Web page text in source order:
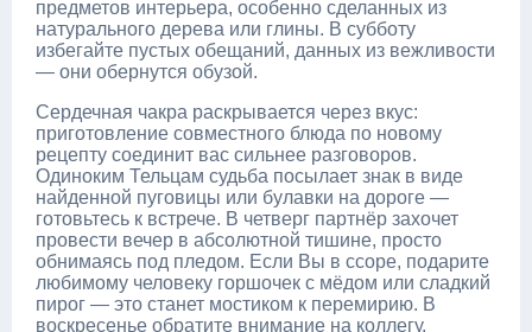
предметов интерьера, особенно сделанных из
натурального дерева или глины. В субботу
избегайте пустых обещаний, данных из вежливости
— они обернутся обузой.
Сердечная чакра раскрывается через вкус:
приготовление совместного блюда по новому
рецепту соединит вас сильнее разговоров.
Одиноким Тельцам судьба посылает знак в виде
найденной пуговицы или булавки на дороге —
готовьтесь к встрече. В четверг партнёр захочет
провести вечер в абсолютной тишине, просто
обнимаясь под пледом. Если Вы в ссоре, подарите
любимому человеку горшочек с мёдом или сладкий
пирог — это станет мостиком к перемирию. В
воскресенье обратите внимание на коллегу,